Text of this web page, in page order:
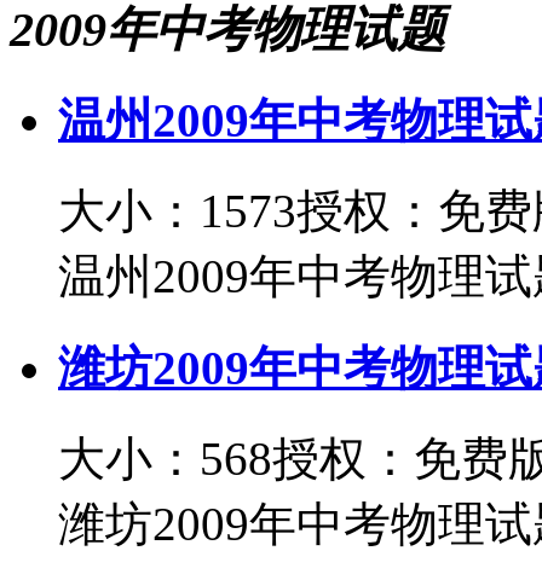
2009年中考物理试题
温州2009年中考物理
大小：1573授权：免
温州2009年中考物理试
潍坊2009年中考物理
大小：568授权：免费
潍坊2009年中考物理试